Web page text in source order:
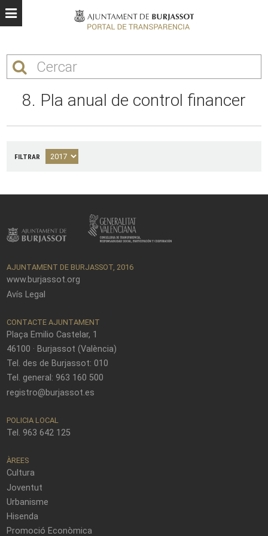
8. Pla anual de control financer
FILTRAR
AJUNTAMENT DE BURJASSOT, 2016
www.burjassot.org
Avís Legal
CONTACTE AJUNTAMENT
Plaça Emilio Castelar, 1
46100 · Burjassot (València)
Tel. des de Burjassot: 010
Tel. general: 963 160 500
registro@burjassot.es
POLICIA LOCAL
Tel. 963 642 125
ÀREES
Cultura
Joventut
Urbanisme
Hisenda
Promoció Econòmica